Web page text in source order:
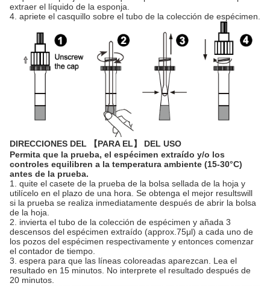
extraer el líquido de la esponja.
4. apriete el casquillo sobre el tubo de la colección de espécimen.
DIRECCIONES DEL 【PARA EL】 DEL USO
Permita que la prueba, el espécimen extraído y/o los
controles equilibren a la temperatura ambiente (15-30°C)
antes de la prueba.
1. quite el casete de la prueba de la bolsa sellada de la hoja y
utilícelo en el plazo de una hora. Se obtenga el mejor resultswill
si la prueba se realiza inmediatamente después de abrir la bolsa
de la hoja.
2. invierta el tubo de la colección de espécimen y añada 3
descensos del espécimen extraído (approx.75μl) a cada uno de
los pozos del espécimen respectivamente y entonces comenzar
el contador de tiempo.
3. espera para que las líneas coloreadas aparezcan. Lea el
resultado en 15 minutos. No interprete el resultado después de
20 minutos.